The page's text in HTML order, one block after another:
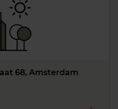
68, Amsterdam